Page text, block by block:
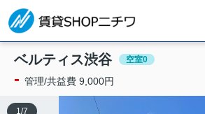
ベルティス渋谷 空室0
- 管理/共益費 9,000円
1 /7